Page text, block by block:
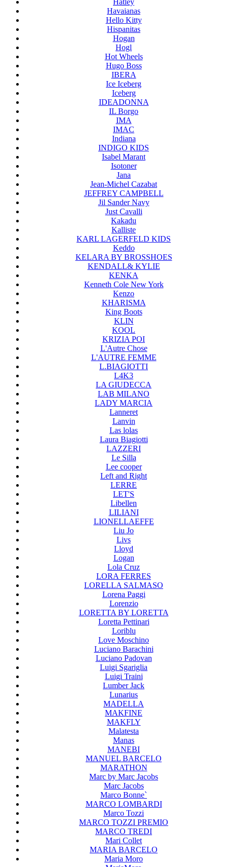
Hatley
Havaianas
Hello Kitty
Hispanitas
Hogan
Hogl
Hot Wheels
Hugo Boss
IBERA
Ice Iceberg
Iceberg
IDEADONNA
IL Borgo
IMA
IMAC
Indiana
INDIGO KIDS
Isabel Marant
Isotoner
Jana
Jean-Michel Cazabat
JEFFREY CAMPBELL
Jil Sander Navy
Just Cavalli
Kakadu
Kalliste
KARL LAGERFELD KIDS
Keddo
KELARA BY BROSSHOES
KENDALL& KYLIE
KENKA
Kenneth Cole New York
Kenzo
KHARISMA
King Boots
KLIN
KOOL
KRIZIA POI
L'Autre Chose
L'AUTRE FEMME
L.BIAGIOTTI
L4K3
LA GIUDECCA
LAB MILANO
LADY MARCIA
Lanneret
Lanvin
Las lolas
Laura Biagiotti
LAZZERI
Le Silla
Lee cooper
Left and Right
LERRE
LET'S
Libellen
LILIANI
LIONELLAEFFE
Liu Jo
Livs
Lloyd
Logan
Lola Cruz
LORA FERRES
LORELLA SALMASO
Lorena Paggi
Lorenzio
LORETTA BY LORETTA
Loretta Pettinari
Loriblu
Love Moschino
Luciano Barachini
Luciano Padovan
Luigi Sgariglia
Luigi Traini
Lumber Jack
Lunarius
MADELLA
MAKFINE
MAKFLY
Malatesta
Manas
MANEBI
MANUEL BARCELO
MARATHON
Marc by Marc Jacobs
Marc Jacobs
Marco Bonne`
MARCO LOMBARDI
Marco Tozzi
MARCO TOZZI PREMIO
MARCO TREDI
Mari Collet
MARIA BARCELO
Maria Moro